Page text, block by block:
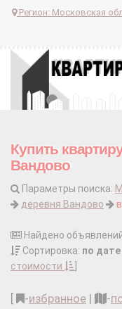
Регион: Московская
Купить
Вандово
Параметры поиска:
деревня Вандово
Найдено
Сортировка: по
стоимости
-избранное | -